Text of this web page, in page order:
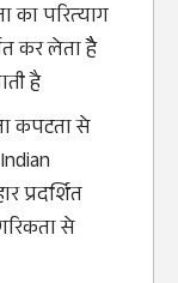
का परित्‍याग
कर लेता हैै
है
कपटता से
प्रदर्शित
से